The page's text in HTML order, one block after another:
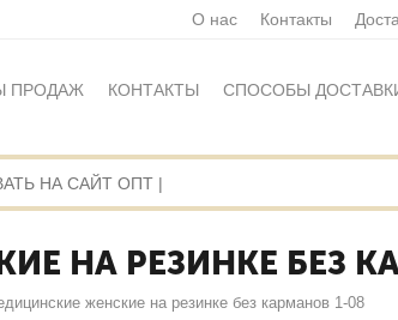
О нас Контакты
ПРОДАЖ КОНТАКТЫ СПОСОБЫ
КАРТА САЙТА
НА РЕЗИНКЕ БЕЗ
женские на резинке без карманов 1-08